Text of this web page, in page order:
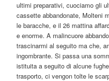
ultimi preparativi, cuociamo gli
cassette abbandonate, Molteni
le baracche, e il 26 mattina
e enorme. A malincuore
trascinarmi al seguito ma che,
ingombrante. Si passa una
istituita a seguito di alcune
trasporto, ci vengon tolte le